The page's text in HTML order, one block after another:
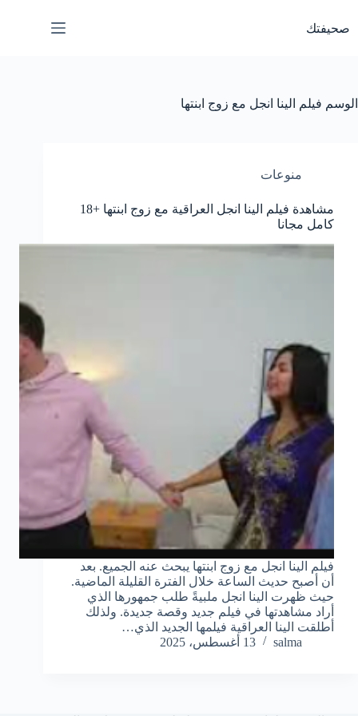
المحتوى
صحيفتك
الوسم فيلم الينا انجل مع زوج ابنتها
منوعات
مشاهدة فيلم الينا انجل العراقية مع زوج ابنتها +18
كامل مجانا
فيلم الينا انجل مع زوج ابنتها يبحث عنه الجميع. بعد
أن أصبح حديث الساعة خلال الفترة القليلة الماضية.
حيث ظهرت الينا انجل ملبيةً طلب جمهورها الذي
أراد مشاهدتها في فيلم جديد وقصة جديدة. ولذلك
أطلقت الينا العراقية فيلمها الجديد الذي…
salma
13 أغسطس، 2025